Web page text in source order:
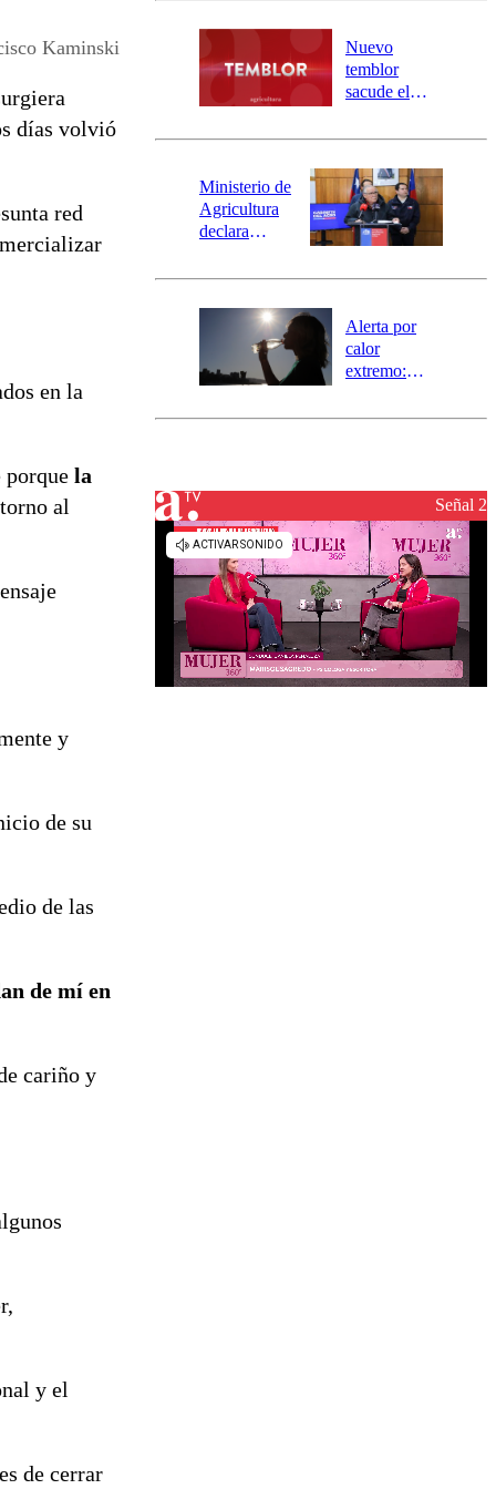
Kaminski
días volvió
red
en la
porque la
al
y
de su
de las
de mí en
cariño y
y el
de cerrar
río Damas:
activa
mensajería
SAE
Nuevo
temblor
sacude el
revisa la
epicentro
Ministerio de
Agricultura
declara
agrícola para
Alerta por
calor
extremo:
activa Alerta
Señal 2